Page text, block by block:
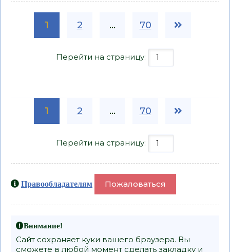
1 2 ... 70
Перейти на страницу:
1 2 ... 70
Перейти на страницу:
Правообладателям Пожаловаться
Внимание!
Сайт сохраняет куки вашего браузера. Вы
сможете в любой момент сделать закладку и